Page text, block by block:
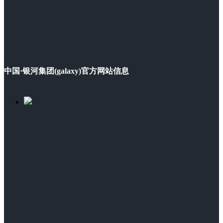
中国·银河集团(galaxy)官方网站信息